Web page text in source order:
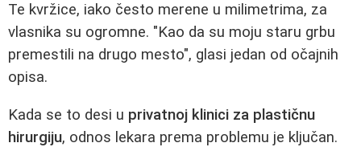
Te kvržice, iako često merene u milimetrima, za
vlasnika su ogromne. "Kao da su moju staru grbu
premestili na drugo mesto", glasi jedan od očajnih
opisa.
Kada se to desi u privatnoj klinici za plastičnu
hirurgiju, odnos lekara prema problemu je ključan.